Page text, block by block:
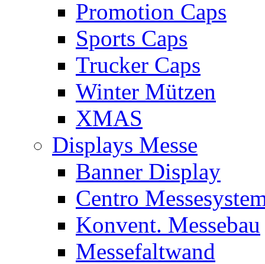
Promotion Caps
Sports Caps
Trucker Caps
Winter Mützen
XMAS
Displays Messe
Banner Display
Centro
Konvent. Messebau
Messefaltwand